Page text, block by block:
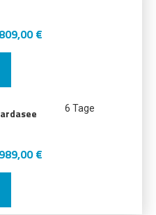
809,00 €
6 Tage
989,00 €